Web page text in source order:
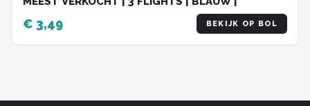
€ 3,49 BEKIJK OP BOL